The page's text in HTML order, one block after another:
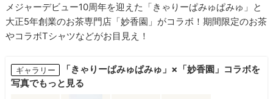
メジャーデビュー10周年を迎えた「きゃりーぱみゅぱみゅ」と
大正5年創業のお茶専門店「妙香園」がコラボ！期間限定のお茶
やコラボTシャツなどがお目見え！
ギャラリー
「きゃりーぱみゅぱみゅ」×「妙香園」コラボを
写真でもっと見る